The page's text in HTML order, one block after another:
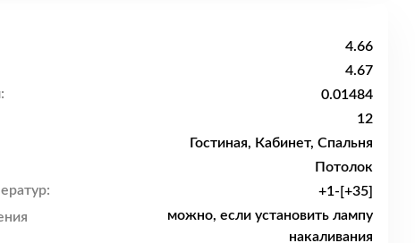
4.66
4.67
0.01484
12
Гостиная, Кабинет, Спальня
Потолок
+1-[+35]
можно, если установить лампу
накаливания